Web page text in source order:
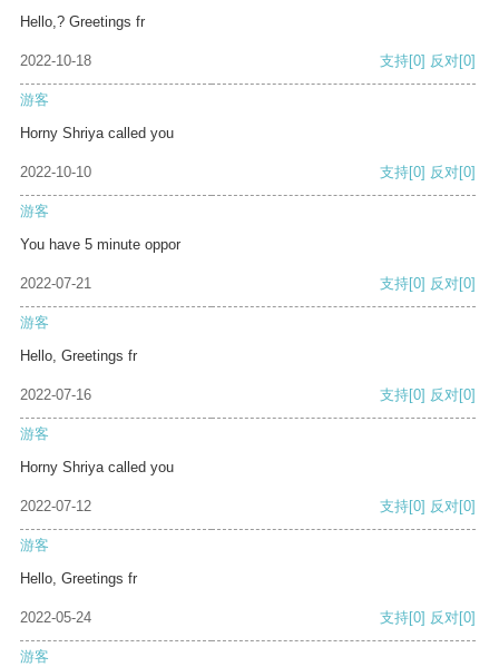
Hello,? Greetings fr
2022-10-18 支持[0] 反对[0]
游客
Horny Shriya called you
2022-10-10 支持[0] 反对[0]
游客
You have 5 minute oppor
2022-07-21 支持[0] 反对[0]
游客
Hello, Greetings fr
2022-07-16 支持[0] 反对[0]
游客
Horny Shriya called you
2022-07-12 支持[0] 反对[0]
游客
Hello, Greetings fr
2022-05-24 支持[0] 反对[0]
游客